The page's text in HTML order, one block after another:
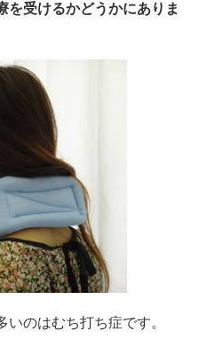
を受けるかどうかにありま
のはむち打ち症です。